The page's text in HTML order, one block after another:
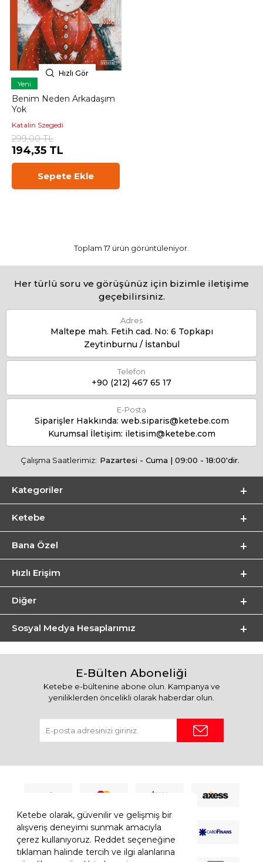
Ketebe olarak, güvenilir ve gelişmiş bir
alışveriş deneyimi sunmak amacıyla
çerez kullanıyoruz. Reddet seçeneğine
tıklaman halinde tercih ve ilgi alanlarına
Hızlı Gör
Yeni
Benim Neden Arkadaşım
Yok
Katalin Szegedi
299,00 TL
194,35 TL
Sepete Ekle
Toplam 17 ürün görüntüleniyor.
Her türlü soru ve görüşünüz için bizimle iletişime
geçebilirsiniz.
Adres
Maltepe mah. Fetih cad. No: 6 Topkapı
Zeytinburnu / İstanbul
Telefon
+90 (212) 467 65 17
E-Posta
Siparişler Hakkında: web.siparis@ketebe.com
Kurumsal İletişim: iletisim@ketebe.com
Çalışma Saatlerimiz: Pazartesi - Cuma | 09:00 - 18:00'dir.
Kategoriler
Ketebe
Bana Özel
Hızlı Erişim
Diğer
Sosyal Medya Hesaplarımız
E-Bülten Aboneliği
Ketebe e-bültenine abone olun. Kampanya ve
yeniliklerden öncelikli olarak haberdar olun.